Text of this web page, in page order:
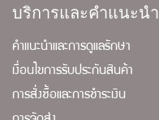
บริการและคำแนะนำ
คำแนะนำและการดูแลรักษา
เงื่อนไขการรับประกันสินค้า
การสั่งซื้อและการชำระเงิน